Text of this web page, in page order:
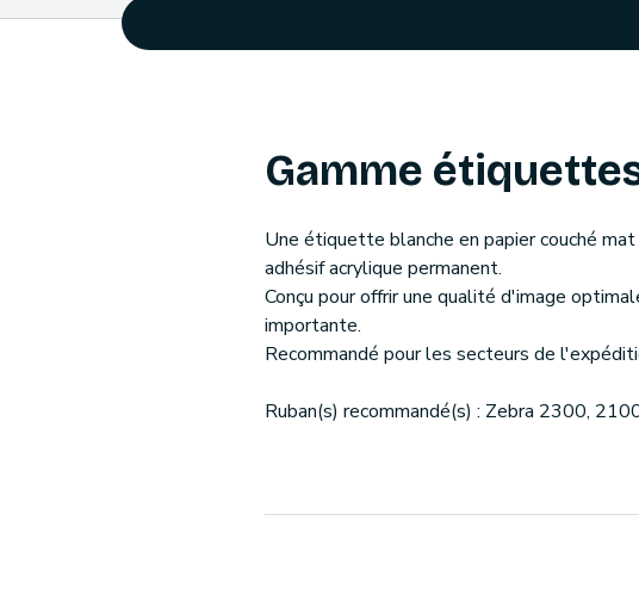
Gamme
Une étiquette blanche en papier couché
adhésif acrylique permanent.
Conçu pour offrir une qualité d'image
importante.
Recommandé pour les secteurs de
Ruban(s) recommandé(s) : Zebra 2300,